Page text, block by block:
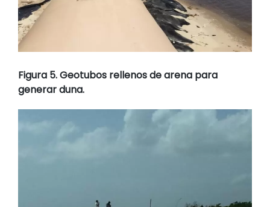
Figura 5. Geotubos rellenos de arena para
generar duna.